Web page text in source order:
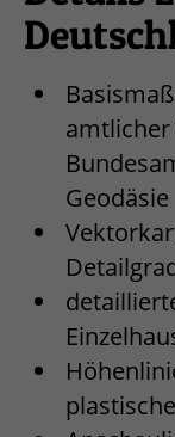
amtlicher
Geodäsie